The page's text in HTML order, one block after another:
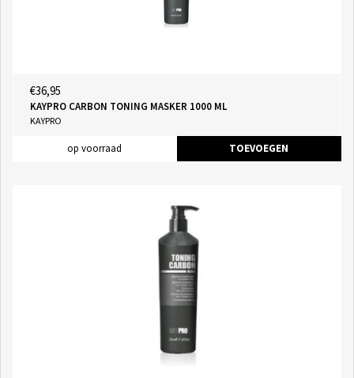
€36,95
KAYPRO CARBON TONING MASKER 1000 ML
KAYPRO
op voorraad TOEVOEGEN